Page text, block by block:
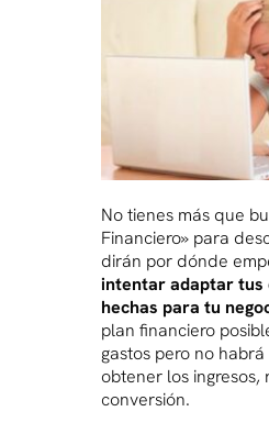
No tienes más que
Financiero» para
dirán por dónde
intentar adaptar tus
hechas para tu
plan financiero
gastos pero no
obtener los
conversión.